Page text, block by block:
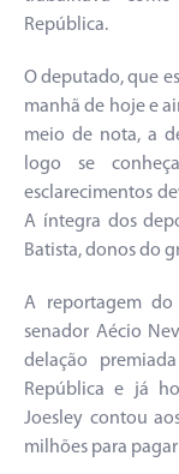
República.
O deputado, que
manhã de hoje e
meio de nota, a
logo se
esclarecimentos
A íntegra dos
Batista, donos do
A reportagem
senador Aécio
delação
República e já
Joesley contou
milhões para